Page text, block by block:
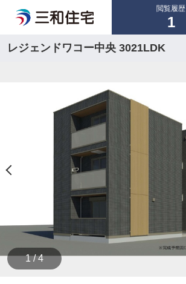
閲覧履歴
1
レジェンドワコー中央 3021LDK
1 / 4